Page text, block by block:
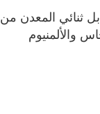
ثنائي المعدن من
والألمنيوم